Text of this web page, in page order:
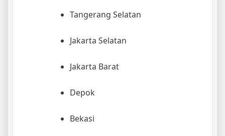
Tangerang Selatan
Jakarta Selatan
Jakarta Barat
Depok
Bekasi